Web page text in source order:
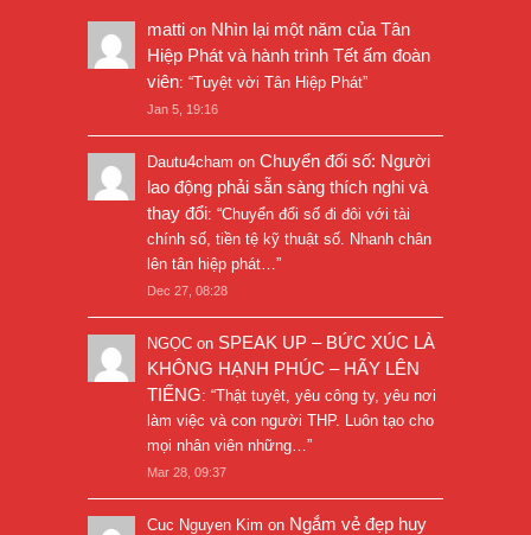
matti on Nhìn lại một năm của Tân
Hiệp Phát và hành trình Tết ấm đoàn
viên: “Tuyệt vời Tân Hiệp Phát”
Jan 5, 19:16
Dautu4cham on Chuyển đổi số: Người
lao động phải sẵn sàng thích nghi và
thay đổi: “Chuyển đổi số đi đôi với tài
chính số, tiền tệ kỹ thuật số. Nhanh chân
lên tân hiệp phát… ”
Dec 27, 08:28
NGỌC on SPEAK UP – BỨC XÚC LÀ
KHÔNG HẠNH PHÚC – HÃY LÊN
TIẾNG: “Thật tuyệt, yêu công ty, yêu nơi
làm việc và con người THP. Luôn tạo cho
mọi nhân viên những… ”
Mar 28, 09:37
Cuc Nguyen Kim on Ngắm vẻ đẹp huy